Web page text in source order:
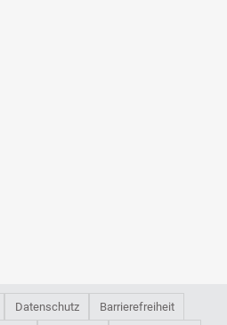
Datenschutz
Barrierefreiheit